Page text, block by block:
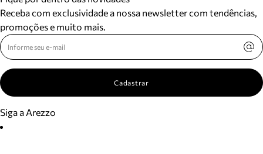
Receba com exclusividade a nossa newsletter com tendências,
promoções e muito mais.
Cadastrar
Siga a Arezzo